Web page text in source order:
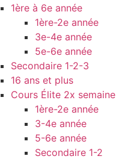
1ère à 6e année
1ère-2e année
3e-4e année
5e-6e année
Secondaire 1-2-3
16 ans et plus
Cours Élite 2x semaine
1ère-2e année
3-4e année
5-6e année
Secondaire 1-2